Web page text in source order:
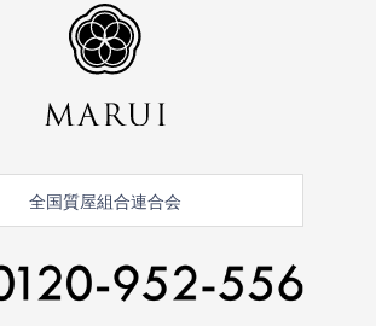
全国質屋組合連合会